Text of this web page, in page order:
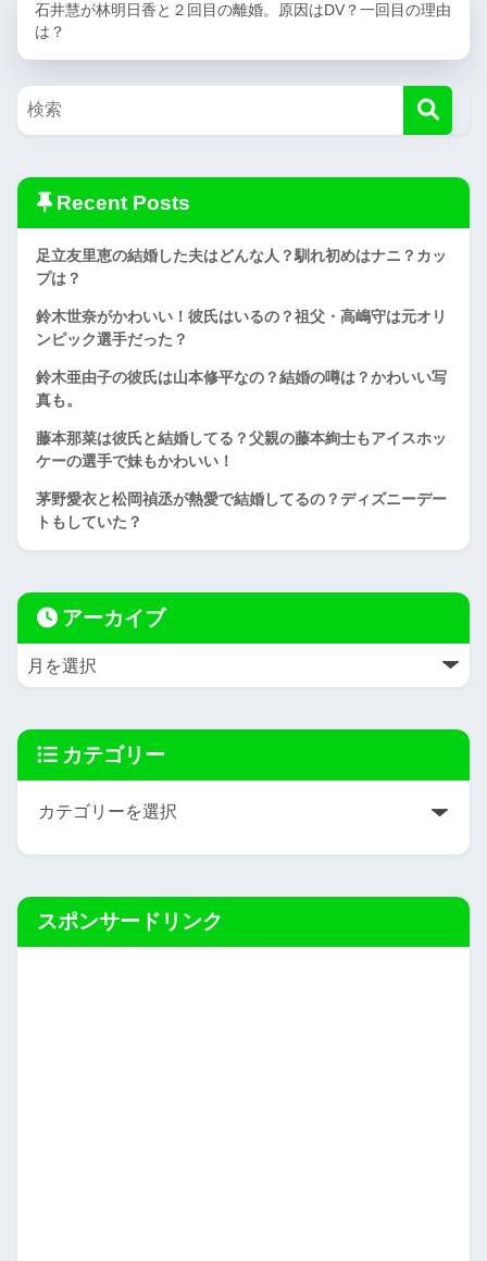
石井慧が林明日香と２回目の離婚。原因はDV？一回目の理由
は？
Recent Posts
足立友里恵の結婚した夫はどんな人？馴れ初めはナニ？カッ
プは？
鈴木世奈がかわいい！彼氏はいるの？祖父・高嶋守は元オリ
ンピック選手だった？
鈴木亜由子の彼氏は山本修平なの？結婚の噂は？かわいい写
真も。
藤本那菜は彼氏と結婚してる？父親の藤本絢士もアイスホッ
ケーの選手で妹もかわいい！
茅野愛衣と松岡禎丞が熱愛で結婚してるの？ディズニーデー
トもしていた？
アーカイブ
カテゴリー
スポンサードリンク